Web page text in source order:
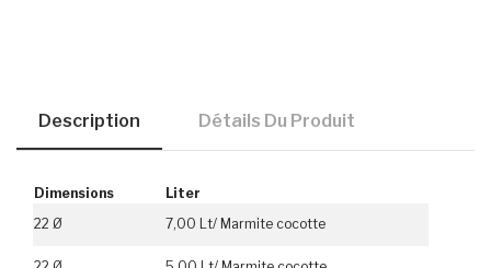
Description Détails Du Produit
Dimensions
Liter
22 Ø
7,00 Lt/ Marmite cocotte